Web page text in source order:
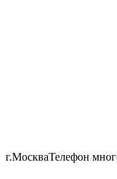
г.МоскваТелефон